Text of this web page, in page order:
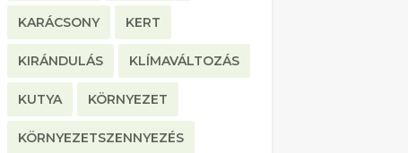
KARÁCSONY KERT
KIRÁNDULÁS KLÍMAVÁLTOZÁS
KUTYA KÖRNYEZET
KÖRNYEZETSZENNYEZÉS